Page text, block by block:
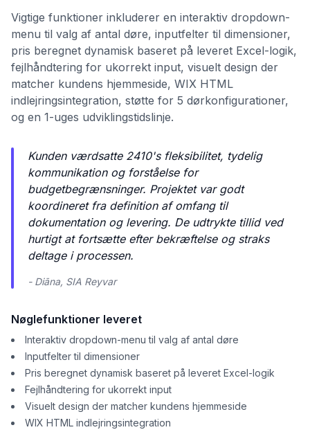
Vigtige funktioner inkluderer en interaktiv dropdown-
menu til valg af antal døre, inputfelter til dimensioner,
pris beregnet dynamisk baseret på leveret Excel-logik,
fejlhåndtering for ukorrekt input, visuelt design der
matcher kundens hjemmeside, WIX HTML
indlejringsintegration, støtte for 5 dørkonfigurationer,
og en 1-uges udviklingstidslinje.
Kunden værdsatte 2410's fleksibilitet, tydelig
kommunikation og forståelse for
budgetbegrænsninger. Projektet var godt
koordineret fra definition af omfang til
dokumentation og levering. De udtrykte tillid ved
hurtigt at fortsætte efter bekræftelse og straks
deltage i processen.
- Diāna, SIA Reyvar
Nøglefunktioner leveret
Interaktiv dropdown-menu til valg af antal døre
Inputfelter til dimensioner
Pris beregnet dynamisk baseret på leveret Excel-logik
Fejlhåndtering for ukorrekt input
Visuelt design der matcher kundens hjemmeside
WIX HTML indlejringsintegration